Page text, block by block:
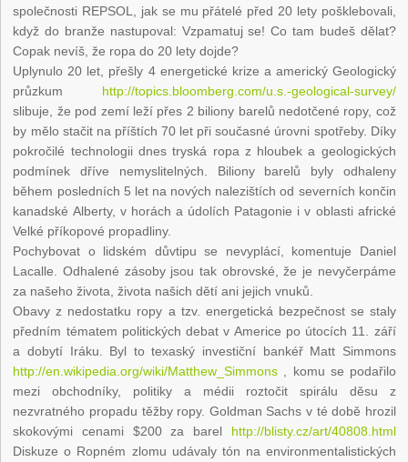
společnosti REPSOL, jak se mu přátelé před 20 lety pošklebovali,
když do branže nastupoval: Vzpamatuj se! Co tam budeš dělat?
Copak nevíš, že ropa do 20 lety dojde?
Uplynulo 20 let, přešly 4 energetické krize a americký Geologický
průzkum http://topics.bloomberg.com/u.s.-geological-survey/
slibuje, že pod zemí leží přes 2 biliony barelů nedotčené ropy, což
by mělo stačit na příštích 70 let při současné úrovni spotřeby. Díky
pokročilé technologii dnes tryská ropa z hloubek a geologických
podmínek dříve nemyslitelných. Biliony barelů byly odhaleny
během posledních 5 let na nových nalezištích od severních končin
kanadské Alberty, v horách a údolích Patagonie i v oblasti africké
Velké příkopové propadliny.
Pochybovat o lidském důvtipu se nevyplácí, komentuje Daniel
Lacalle. Odhalené zásoby jsou tak obrovské, že je nevyčerpáme
za našeho života, života našich dětí ani jejich vnuků.
Obavy z nedostatku ropy a tzv. energetická bezpečnost se staly
předním tématem politických debat v Americe po útocích 11. září
a dobytí Iráku. Byl to texaský investiční bankéř Matt Simmons
http://en.wikipedia.org/wiki/Matthew_Simmons , komu se podařilo
mezi obchodníky, politiky a médii roztočit spirálu děsu z
nezvratného propadu těžby ropy. Goldman Sachs v té době hrozil
skokovými cenami $200 za barel http://blisty.cz/art/40808.html
Diskuze o Ropném zlomu udávaly tón na environmentalistických